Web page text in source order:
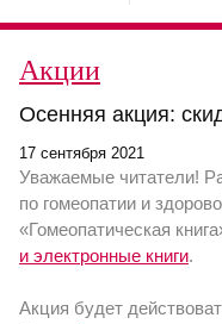
Акции
Осенняя акция:
17 сентября 2021
Уважаемые читатели!
по гомеопатии и
«Гомеопатическая
и электронные книги.
Акция будет